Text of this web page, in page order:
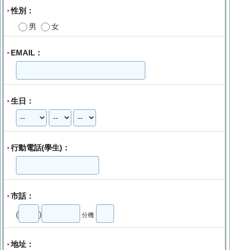
*性別：
男
女
* EMAIL：
* 生日：
* 行動電話(學生)：
* 市話：
( ) 分機
*地址：